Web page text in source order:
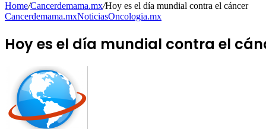
Home/Cancerdemama.mx/Hoy es el día mundial contra el cáncer
Cancerdemama.mxNoticiasOncologia.mx
Hoy es el día mundial contra el